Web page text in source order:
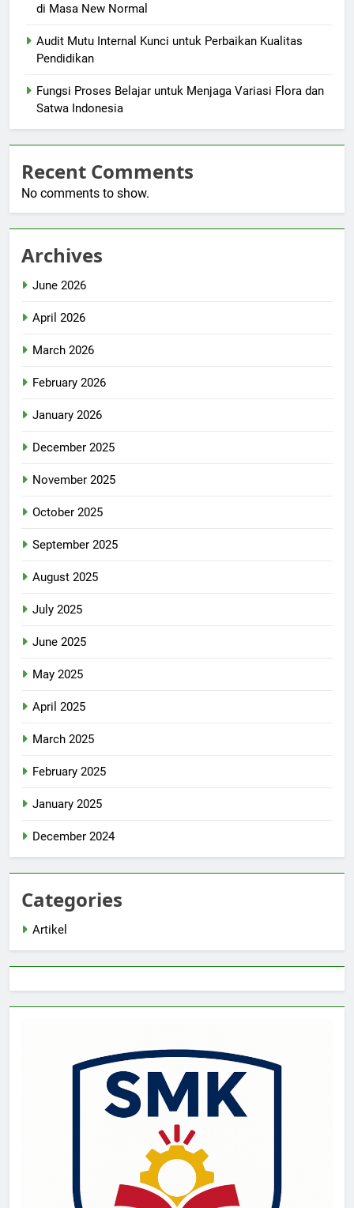
di Masa New Normal
Audit Mutu Internal Kunci untuk Perbaikan Kualitas
Pendidikan
Fungsi Proses Belajar untuk Menjaga Variasi Flora dan
Satwa Indonesia
Recent Comments
No comments to show.
Archives
June 2026
April 2026
March 2026
February 2026
January 2026
December 2025
November 2025
October 2025
September 2025
August 2025
July 2025
June 2025
May 2025
April 2025
March 2025
February 2025
January 2025
December 2024
Categories
Artikel